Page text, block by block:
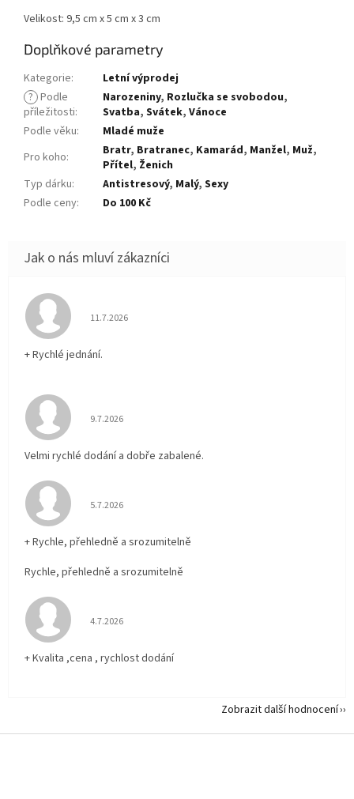
Velikost: 9,5 cm x 5 cm x 3 cm
Doplňkové parametry
Kategorie:
Letní výprodej
? Podle
příležitosti:
Narozeniny, Rozlučka se svobodou,
Svatba, Svátek, Vánoce
Podle věku:
Mladé muže
Pro koho: Bratr, Bratranec, Kamarád, Manžel, Muž,
Přítel, Ženich
Typ dárku: Antistresový, Malý, Sexy
Podle ceny: Do 100 Kč
Hodnocení obchodu je 5 z 5 hvězdiček.
11.7.2026
+ Rychlé jednání.
Hodnocení obchodu je 5 z 5 hvězdiček.
9.7.2026
Velmi rychlé dodání a dobře zabalené.
Hodnocení obchodu je 5 z 5 hvězdiček.
5.7.2026
+ Rychle, přehledně a srozumitelně
Rychle, přehledně a srozumitelně
Hodnocení obchodu je 5 z 5 hvězdiček.
4.7.2026
+ Kvalita ,cena , rychlost dodání
Zobrazit další hodnocení